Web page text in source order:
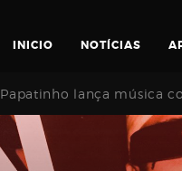
INICIO NOTÍCIAS
Papatinho lança música